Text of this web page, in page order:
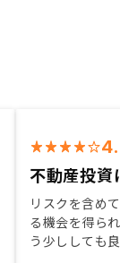
不動産投資
リスクを含め
る機会を得ら
う少ししても